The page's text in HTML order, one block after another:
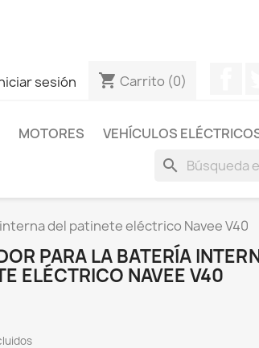
sesión shopping_cart Carrito (0)
MOTORES VEHÍCULOS
search
del patinete eléctrico Navee V40
PARA LA BATERÍA
ELÉCTRICO NAVEE V40